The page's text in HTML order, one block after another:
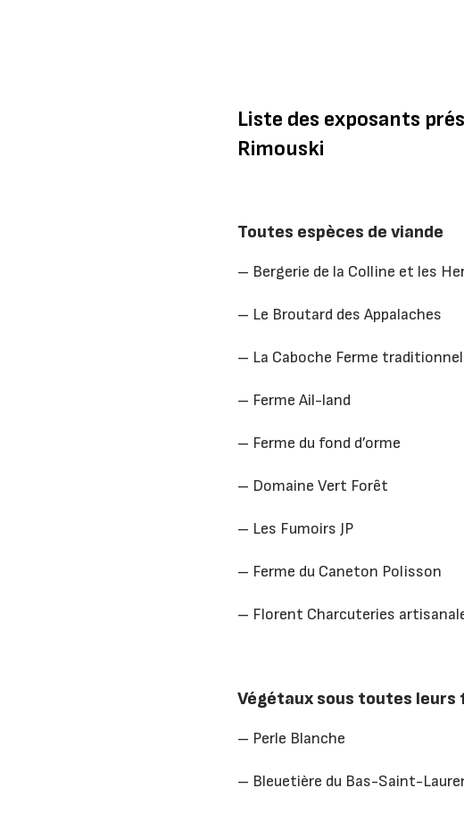
Liste des exposants
Rimouski
Toutes espèces de viande
– Bergerie de la Colline et les
– Le Broutard des Appalaches
– La Caboche Ferme
– Ferme Ail-land
– Ferme du fond d’orme
– Domaine Vert Forêt
– Les Fumoirs JP
– Ferme du Caneton Polisson
– Florent Charcuteries
Végétaux sous toutes leurs
– Perle Blanche
– Bleuetière du Bas-Saint-